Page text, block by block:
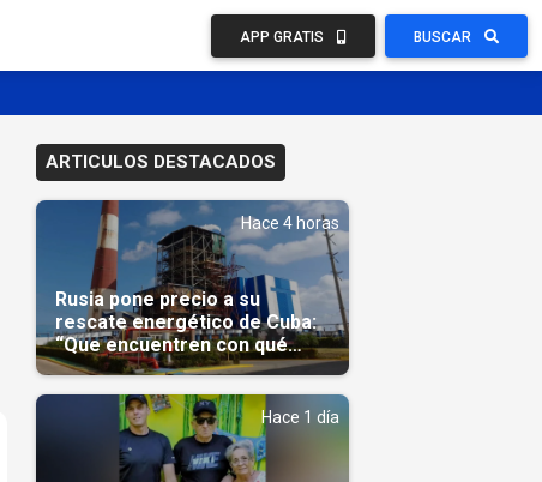
APP GRATIS BUSCAR
ARTICULOS DESTACADOS
Hace 4 horas
Rusia pone precio a su
rescate energético de Cuba:
“Que encuentren con qué
pagarnos”
Hace 1 día